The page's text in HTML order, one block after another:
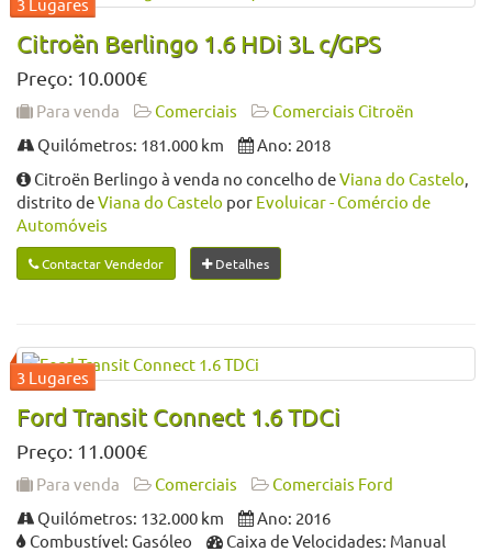
Citroën Berlingo 1.6 HDi 3L c/GPS
Preço: 10.000€
Para venda Comerciais
Comerciais Citroën
Quilómetros: 181.000 km
Ano: 2018
Citroën Berlingo à venda no concelho deViana do Castelo,
distrito deViana do Castelo por Evoluicar - Comércio de
Automóveis
Contactar Vendedor Detalhes
Ford Transit Connect 1.6 TDCi
Preço: 11.000€
Para venda Comerciais
Comerciais Ford
Quilómetros: 132.000 km
Ano: 2016
Combustível: Gasóleo
Caixa de Velocidades: Manual